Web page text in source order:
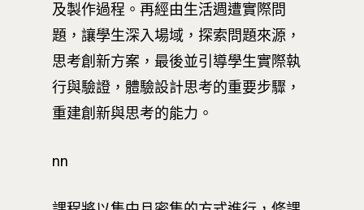
及製作過程。再經由生活週遭實際問
題，讓學生深入場域，探索問題來源，
思考創新方案，最後並引導學生實際執
行與驗證，體驗設計思考的重要步驟，
重建創新與思考的能力。
nn